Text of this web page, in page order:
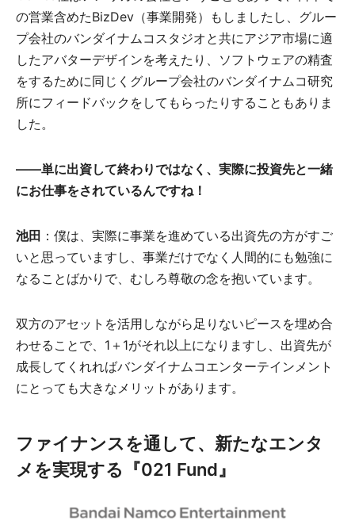
の営業含めたBizDev（事業開発）もしましたし、グルー
プ会社のバンダイナムコスタジオと共にアジア市場に適
したアバターデザインを考えたり、ソフトウェアの精査
をするために同じくグループ会社のバンダイナムコ研究
所にフィードバックをしてもらったりすることもありま
した。
――単に出資して終わりではなく、実際に投資先と一緒
にお仕事をされているんですね！
池田 ：僕は、実際に事業を進めている出資先の方がすご
いと思っていますし、事業だけでなく人間的にも勉強に
なることばかりで、むしろ尊敬の念を抱いています。
双方のアセットを活用しながら足りないピースを埋め合
わせることで、1＋1がそれ以上になりますし、出資先が
成長してくれればバンダイナムコエンターテインメント
にとっても大きなメリットがあります。
ファイナンスを通して、新たなエンタ
メを実現する『021 Fund』